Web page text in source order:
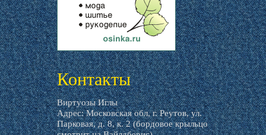
livemaster.ru
Контакты
Виртуозы Иглы
Адрес: Московская обл, г. Реутов, ул.
Парковая, д. 8, к. 2 (бордовое крыльцо